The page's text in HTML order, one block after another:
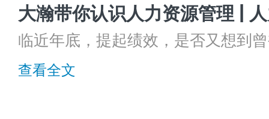
临近年底，提起绩效，是否又想到
KPI只是绩效管理中一种考核方法
查看全文